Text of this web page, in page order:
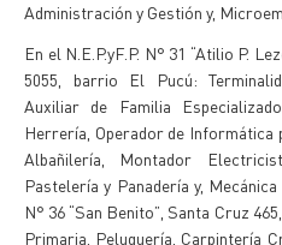
Administración y Gestión y,
En el N.E.P.yF.P. N° 31 “Atilio P.
5055, barrio El Pucú:
Auxiliar de Familia
Herrería, Operador de Informática
Albañilería, Montador
Pastelería y Panadería y,
N° 36 “San Benito”, Santa Cruz
Primaria, Peluquería, Carpintería